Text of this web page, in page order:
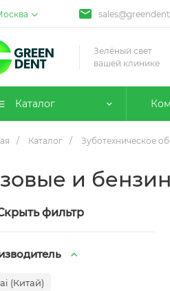
Зелёный свет
вашей клинике
Каталог
/ Каталог / Зуботехническое
и
фильтр
(Китай)